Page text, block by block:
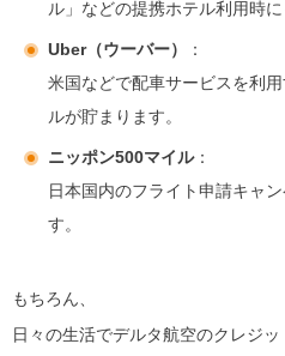
ル」などの提携ホテル利用時
Uber（ウーバー）
：
米国などで配車サービスを利
ルが貯まります。
ニッポン500マイル：
日本国内のフライト申請キャ
す。
もちろん、
日々の生活でデルタ航空のクレジ